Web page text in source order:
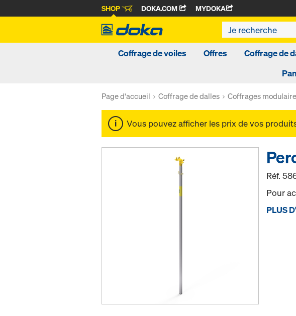
SHOP DOKA.COM MYDOKA
Coffrage de voiles Offres Coffrage de
Page d'accueil Coffrage de dalles Coffrages
Vous pouvez afficher les prix de vos
Réf.
Pour
PLUS